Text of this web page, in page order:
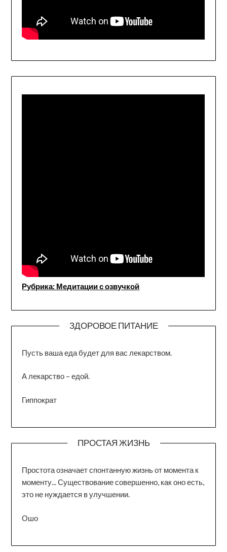
Рубрика: Медитации с озвучкой
ЗДОРОВОЕ ПИТАНИЕ
Пусть ваша еда будет для вас лекарством.
А лекарство – едой.
Гиппократ
ПРОСТАЯ ЖИЗНЬ
Простота означает спонтанную жизнь от момента к
моменту... Существование совершенно, как оно есть,
это не нуждается в улучшении.
Ошо